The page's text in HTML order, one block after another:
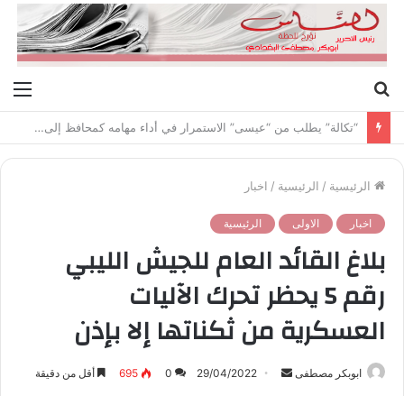
عن
“تكالة” يطلب من “عيسى” الاستمرار في أداء مهامه كمحافظ إلى حين النظر في استقالته
الرئيسية / الرئيسية / اخبار
اخبار الاولى الرئيسية
بلاغ القائد العام للجيش الليبي
رقم 5 يحظر تحرك الآليات
العسكرية من ثكناتها إلا بإذن
ابوبكر مصطفى 29/04/2022
0
695 أقل من دقيقة